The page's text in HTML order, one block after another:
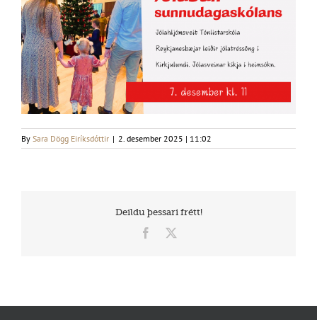
By Sara Dögg Eiríksdóttir | 2. desember 2025 | 11:02
Deildu þessari frétt!
Facebook